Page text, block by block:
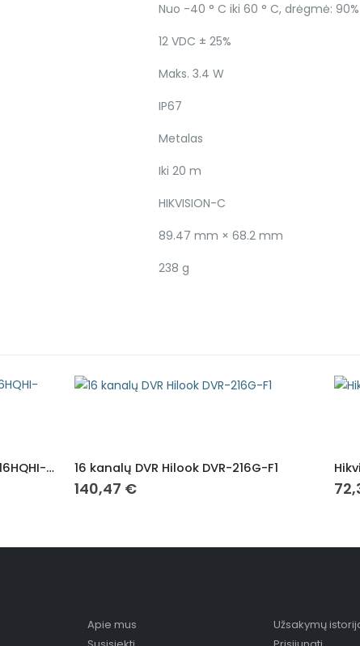
Nuo -40 ° C iki 60 ° C, drėgmė:
12 VDC ± 25%
Maks. 3.4 W
IP67
Metalas
Iki 20 m
HIKVISION-C
89.47 mm × 68.2 mm
238 g
Hikvision 16 kanalų DVR iDS-7216HQHI-M1/S 16 kanalų DVR Hilook DVR-216G-F1
140,47 €
Apie mus
Užsakymų